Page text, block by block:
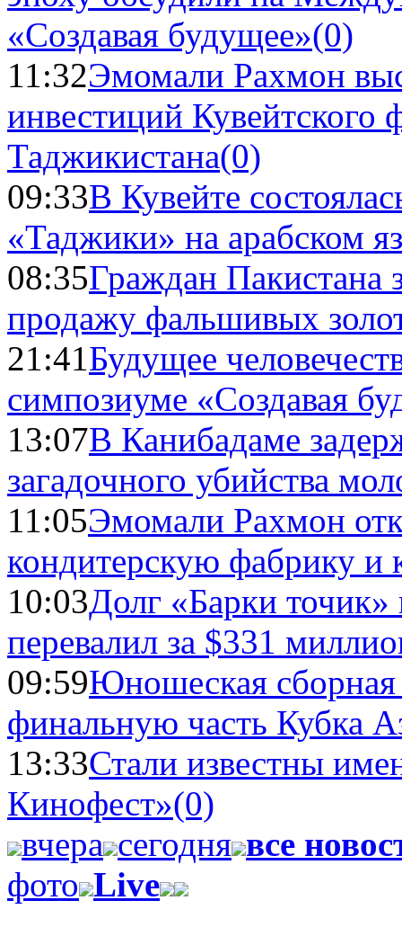
«Создавая будущее»(0)
11:32Эмомали Рахмон
инвестиций Кувейтского
Таджикистана(0)
09:33В Кувейте
«Таджики» на арабском
08:35Граждан Пакистана
продажу фальшивых
21:41Будущее
симпозиуме «Создавая
13:07В Канибадаме
загадочного убийства
11:05Эмомали Рахмон
кондитерскую фабрику и
10:03Долг «Барки
перевалил за $331
09:59Юношеская
финальную часть Кубка
13:33Стали известны
Кинофест»(0)
вчера сегодня все
фото Live